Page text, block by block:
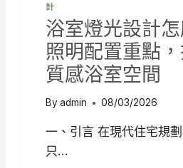
規
劃
一
次
看
計
浴室燈光設計
照明配置重點
質感浴室空間
Byadmin 08/03/2026
一、引言 在現代住宅規
只…